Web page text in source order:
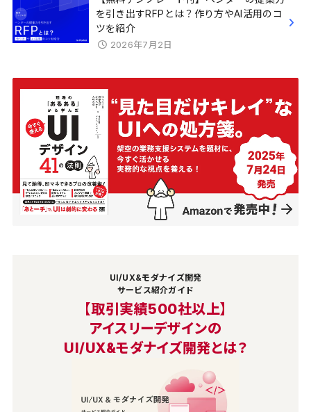
を引き出すRFPとは？作り方やAI活用のコ
ツを紹介
2026年7月2日
UI/UX&モダナイズ開発
サービス紹介ガイド
【取引実績500社以上】
アイスリーデザインの
UI/UX&モダナイズ開発とは？